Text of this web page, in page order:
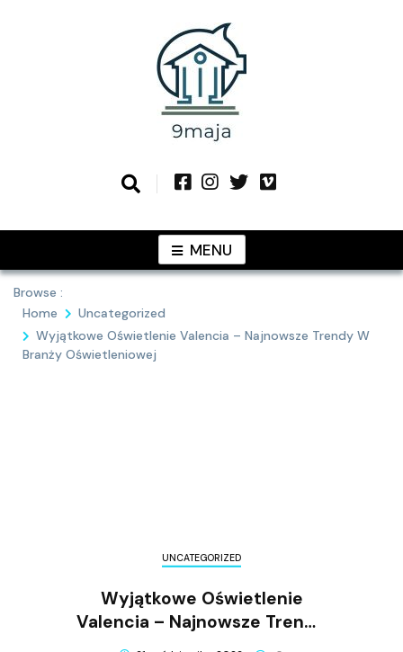
9MAJApomysłami
MENU
Browse :
Home
Uncategorized
Wyjątkowe Oświetlenie Valencia – Najnowsze Trendy W
Branży Oświetleniowej
UNCATEGORIZED
Wyjątkowe Oświetlenie
Valencia – Najnowsze Trendy
W Branży Oświetleniowej